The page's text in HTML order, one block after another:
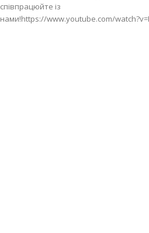
співпрацюйте із
нами!https://www.youtube.com/